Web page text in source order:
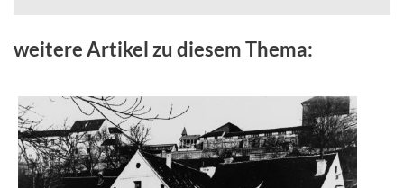
weitere Artikel zu diesem Thema: